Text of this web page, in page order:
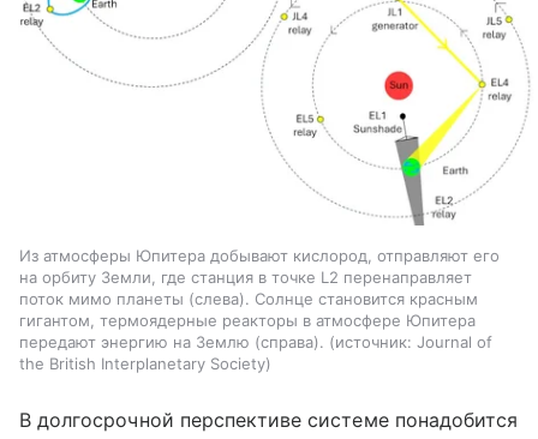
Из атмосферы Юпитера добывают кислород, отправляют его
на орбиту Земли, где станция в точке L2 перенаправляет
поток мимо планеты (слева). Солнце становится красным
гигантом, термоядерные реакторы в атмосфере Юпитера
передают энергию на Землю (справа).
источник: Journal of
the British Interplanetary Society
В долгосрочной перспективе системе понадобится